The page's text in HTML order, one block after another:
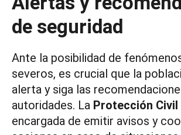
de seguridad
Ante la posibilidad de
severos, es crucial que la
alerta y siga las
autoridades. La Protección Civil
encargada de emitir avisos y